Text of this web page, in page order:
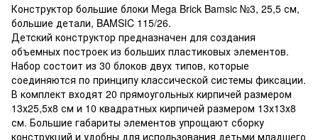
Конструктор большие блоки Mega Brick Bamsic №3, 25,5 см,
большие детали, BAMSIC 115/26.
Детский конструктор предназначен для создания
объемных построек из больших пластиковых элементов.
Набор состоит из 30 блоков двух типов, которые
соединяются по принципу классической системы фиксации.
В комплект входят 20 прямоугольных кирпичей размером
13х25,5х8 см и 10 квадратных кирпичей размером 13х13х8
см. Большие габариты элементов упрощают сборку
конструкций и удобны для использования детьми младшего